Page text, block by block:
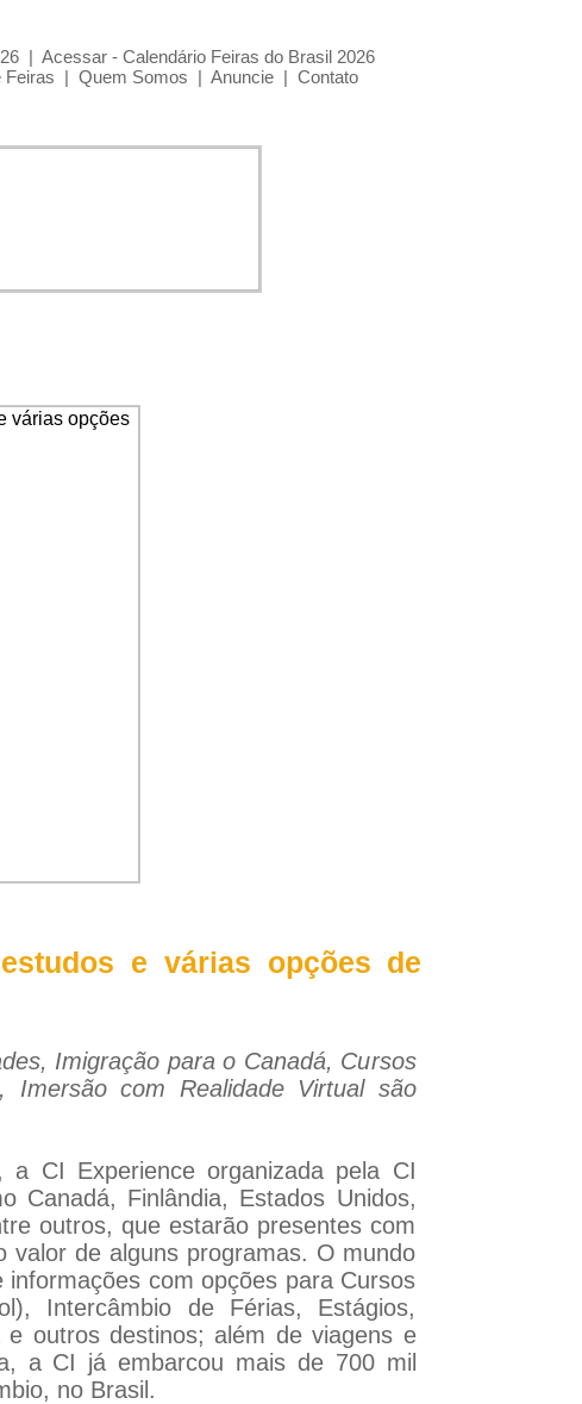
| Acessar - Calendário Feiras do Brasil 2026
Feiras | Quem Somos | Anuncie | Contato
e várias opções de
Imigração para o Canadá, Cursos
com Realidade Virtual são
CI Experience organizada pela CI
Canadá, Finlândia, Estados Unidos,
outros, que estarão presentes com
valor de alguns programas. O mundo
com opções para Cursos
Intercâmbio de Férias, Estágios,
outros destinos; além de viagens e
a CI já embarcou mais de 700 mil
no Brasil.